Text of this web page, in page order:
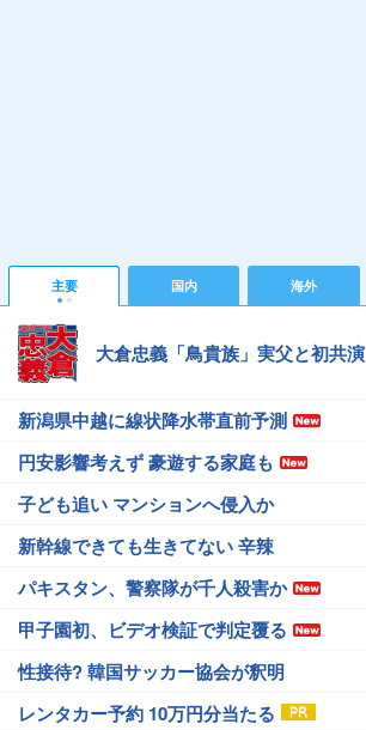
主要 国内 海外
大倉忠義「鳥貴族」実父と初共演
新潟県中越に線状降水帯直前予測
円安影響考えず 豪遊する家庭も
子ども追い マンションへ侵入か
新幹線できても生きてない 辛辣
パキスタン、警察隊が千人殺害か
甲子園初、ビデオ検証で判定覆る
性接待? 韓国サッカー協会が釈明
レンタカー予約 10万円分当たる